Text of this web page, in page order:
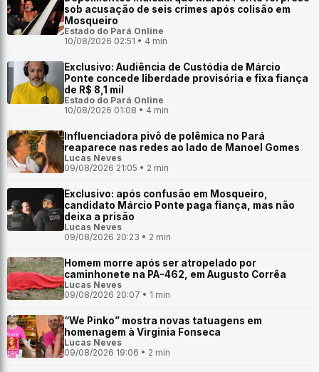
sob acusação de seis crimes após colisão em
Mosqueiro
Estado do Pará Online
10/08/2026 02:51 • 4 min
Exclusivo: Audiência de Custódia de Márcio
Ponte concede liberdade provisória e fixa fiança
de R$ 8,1 mil
Estado do Pará Online
10/08/2026 01:08 • 4 min
Influenciadora pivô de polêmica no Pará
reaparece nas redes ao lado de Manoel Gomes
Lucas Neves
09/08/2026 21:05 • 2 min
Exclusivo: após confusão em Mosqueiro,
candidato Márcio Ponte paga fiança, mas não
deixa a prisão
Lucas Neves
09/08/2026 20:23 • 2 min
Homem morre após ser atropelado por
caminhonete na PA-462, em Augusto Corrêa
Lucas Neves
09/08/2026 20:07 • 1 min
“We Pinko” mostra novas tatuagens em
homenagem à Virginia Fonseca
Lucas Neves
09/08/2026 19:06 • 2 min